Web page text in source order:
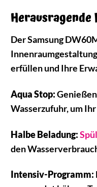
Der Samsung
erfüllen und Ihre
Aqua Stop:
Wasserzufuhr, um
Halbe Beladung:
den
Intensiv-Programm: